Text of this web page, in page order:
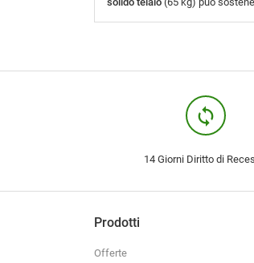
loop
14 Giorni Diritto di
Prodotti
Offerte